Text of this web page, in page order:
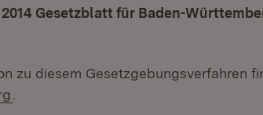
Gesetzblatt für Baden-
zu diesem Gesetzgebungsverfahren